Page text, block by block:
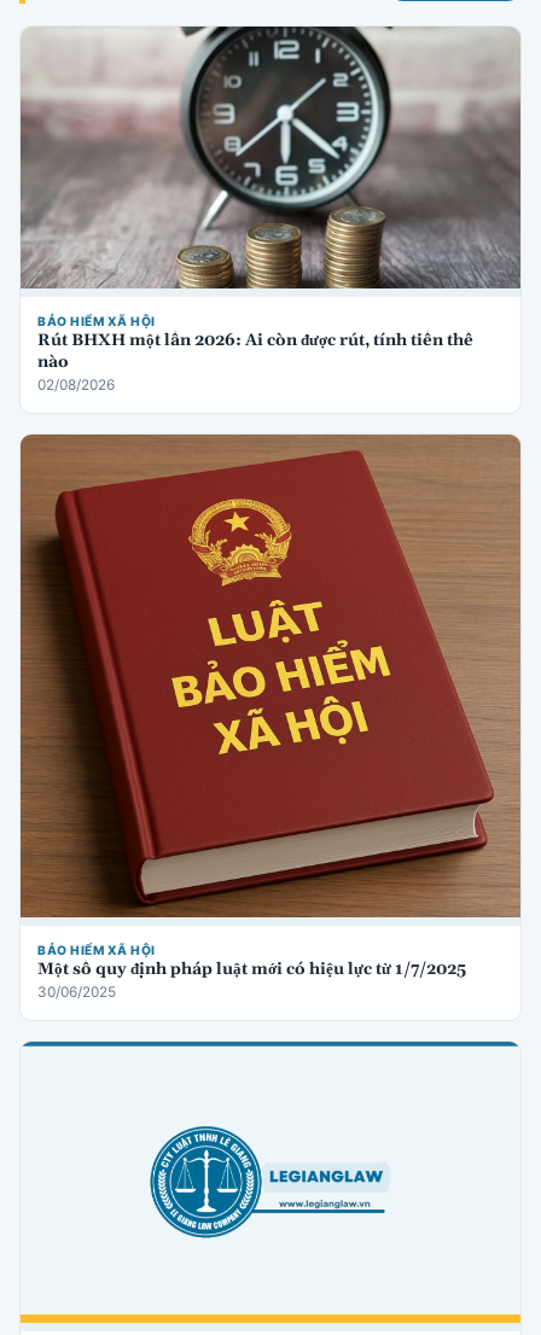
BẢO HIỂM XÃ HỘI
Rút BHXH một lần 2026: Ai còn được rút, tính tiền thế
nào
02/08/2026
BẢO HIỂM XÃ HỘI
Một số quy định pháp luật mới có hiệu lực từ 1/7/2025
30/06/2025